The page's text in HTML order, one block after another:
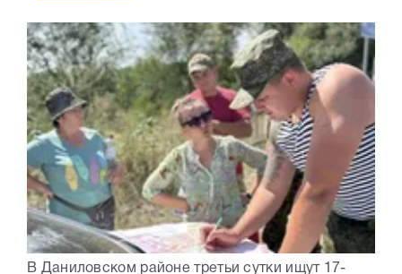
В Даниловском районе третьи сутки ищут 17-